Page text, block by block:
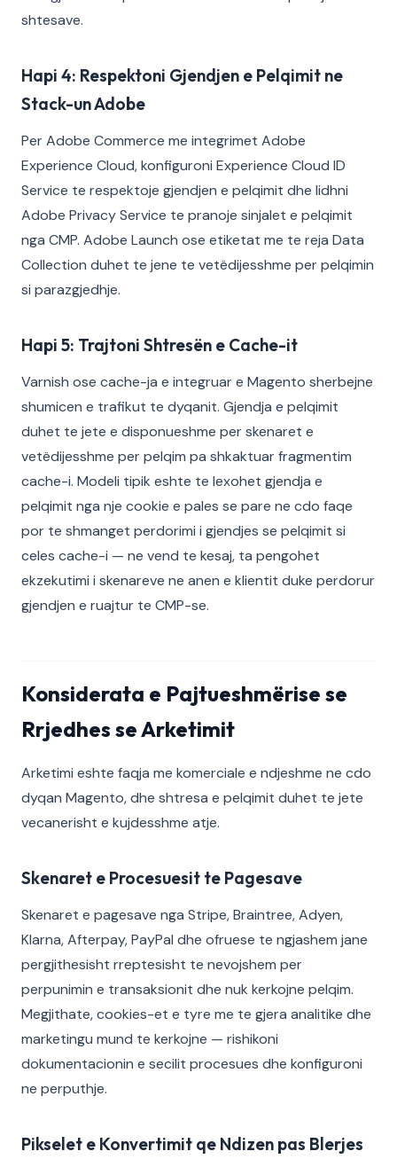
shtesave.
Hapi 4: Respektoni Gjendjen e Pelqimit ne
Stack-un Adobe
Per Adobe Commerce me integrimet Adobe
Experience Cloud, konfiguroni Experience Cloud ID
Service te respektoje gjendjen e pelqimit dhe lidhni
Adobe Privacy Service te pranoje sinjalet e pelqimit
nga CMP. Adobe Launch ose etiketat me te reja Data
Collection duhet te jene te vetëdijesshme per pelqimin
si parazgjedhje.
Hapi 5: Trajtoni Shtresën e Cache-it
Varnish ose cache-ja e integruar e Magento sherbejne
shumicen e trafikut te dyqanit. Gjendja e pelqimit
duhet te jete e disponueshme per skenaret e
vetëdijesshme per pelqim pa shkaktuar fragmentim
cache-i. Modeli tipik eshte te lexohet gjendja e
pelqimit nga nje cookie e pales se pare ne cdo faqe
por te shmanget perdorimi i gjendjes se pelqimit si
celes cache-i — ne vend te kesaj, ta pengohet
ekzekutimi i skenareve ne anen e klientit duke perdorur
gjendjen e ruajtur te CMP-se.
Konsiderata e Pajtueshmërise se
Rrjedhes se Arketimit
Arketimi eshte faqja me komerciale e ndjeshme ne cdo
dyqan Magento, dhe shtresa e pelqimit duhet te jete
vecanerisht e kujdesshme atje.
Skenaret e Procesuesit te Pagesave
Skenaret e pagesave nga Stripe, Braintree, Adyen,
Klarna, Afterpay, PayPal dhe ofruese te ngjashem jane
pergjithesisht rreptesisht te nevojshem per
perpunimin e transaksionit dhe nuk kerkojne pelqim.
Megjithate, cookies-et e tyre me te gjera analitike dhe
marketingu mund te kerkojne — rishikoni
dokumentacionin e secilit procesues dhe konfiguroni
ne perputhje.
Pikselet e Konvertimit qe Ndizen pas Blerjes